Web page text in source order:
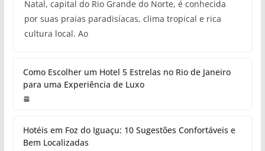
Natal, capital do Rio Grande do Norte, é conhecida
por suas praias paradisíacas, clima tropical e rica
cultura local. Ao
Como Escolher um Hotel 5 Estrelas no Rio de Janeiro
para uma Experiência de Luxo
Hotéis em Foz do Iguaçu: 10 Sugestões Confortáveis e
Bem Localizadas